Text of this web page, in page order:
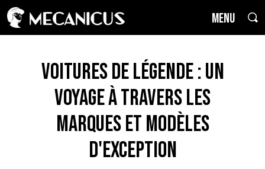
MENU
Voitures de Légende : un
voyage à travers les
marques et modèles
d'exception